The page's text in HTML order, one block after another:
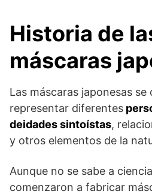
Historia de
máscaras
Las máscaras japonesas
representar diferentes
deidades sintoístas,
y otros elementos de la
Aunque no se sabe a
comenzaron a fabricar